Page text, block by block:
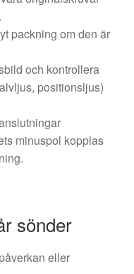
packning om den är
och kontrollera
positionsljus)
minuspol kopplas
sönder
eller